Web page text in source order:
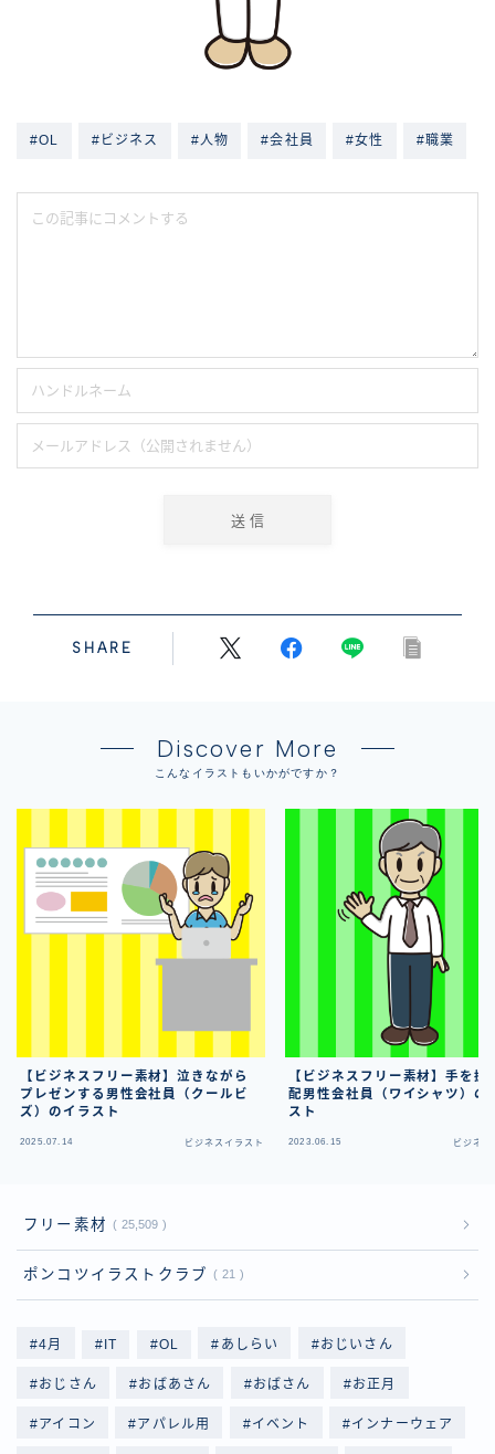
#OL #ビジネス #人物 #会社員 #女性 #職業
SHARE
Discover More
こんなイラストもいかがですか？
【ビジネスフリー素材】泣きながら
プレゼンする男性会社員（クールビ
ズ）のイラスト
2025.07.14 ビジネスイラスト
【ビジネスフリー素材】手を振
配男性会社員（ワイシャツ）の
スト
2023.06.15 ビジネ
フリー素材 25,509
ポンコツイラストクラブ 21
4月 IT OL あしらい おじいさん
おじさん おばあさん おばさん お正月
アイコン アパレル用 イベント インナーウェア